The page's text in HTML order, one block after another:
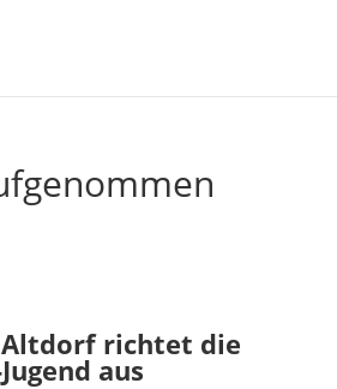
Altdorf richtet die
aus